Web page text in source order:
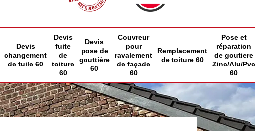
Devis
changement
de tuile 60
Devis
fuite
de
toiture
60
Devis
pose de
gouttière
60
Couvreur
pour
ravalement
de façade
60
Remplacement
de toiture 60
Pose et
réparation
de goutiere
Zinc/Alu/Pvc
60